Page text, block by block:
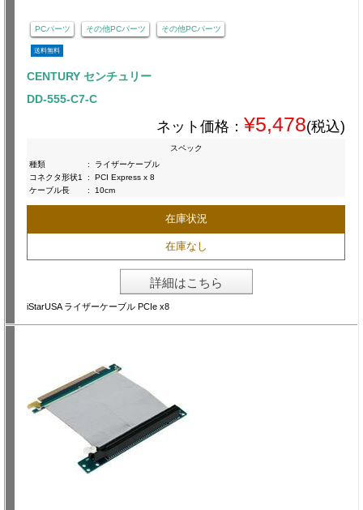
PCパーツ その他PCパーツ その他PCパーツ
送料無料
CENTURY センチュリー
DD-555-C7-C
ネット価格： ¥5,478(税込)
スペック
種類
:
ライザーケーブル
コネクタ形状1
:
PCI Express x 8
ケーブル長
: 10cm
在庫状況
在庫なし
詳細はこちら
iStarUSA ライザーケーブル PCIe x8